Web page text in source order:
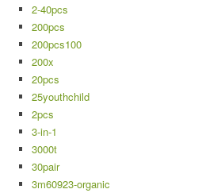
2-40pcs
200pcs
200pcs100
200x
20pcs
25youthchild
2pcs
3-in-1
3000t
30pair
3m60923-organic